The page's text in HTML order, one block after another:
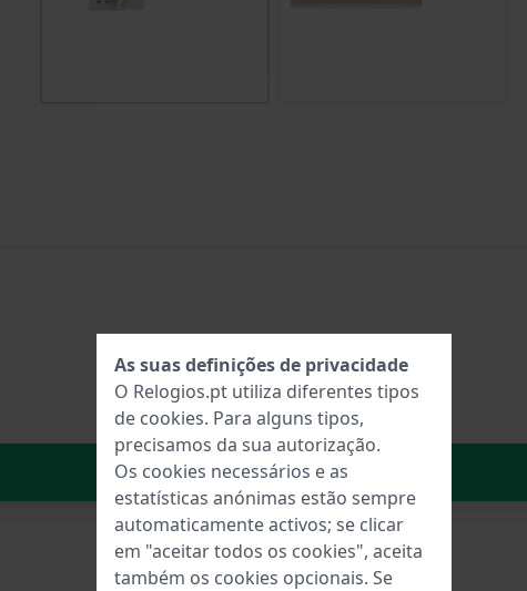
No carrinho
As suas definições de privacidade
O Relogios.pt utiliza diferentes tipos
de cookies. Para alguns tipos,
precisamos da sua autorização.
Os cookies necessários e as
estatísticas anónimas estão sempre
automaticamente activos; se clicar
em "aceitar todos os cookies", aceita
também os cookies opcionais. Se